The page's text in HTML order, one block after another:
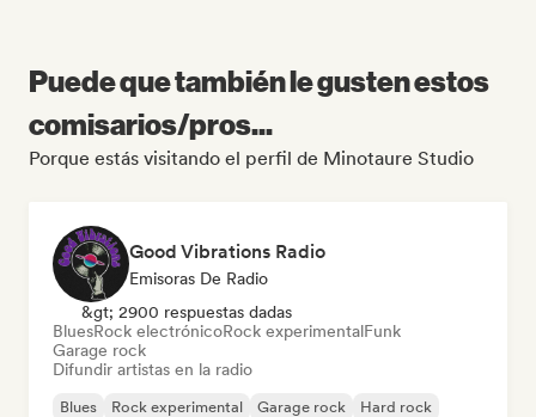
Puede que también le gusten estos
comisarios/pros...
Porque estás visitando el perfil de Minotaure Studio
Good Vibrations Radio
Emisoras De Radio
&gt; 2900 respuestas dadas
BluesRock electrónicoRock experimentalFunk
Garage rock
Difundir artistas en la radio
Blues Rock experimental Garage rock Hard rock